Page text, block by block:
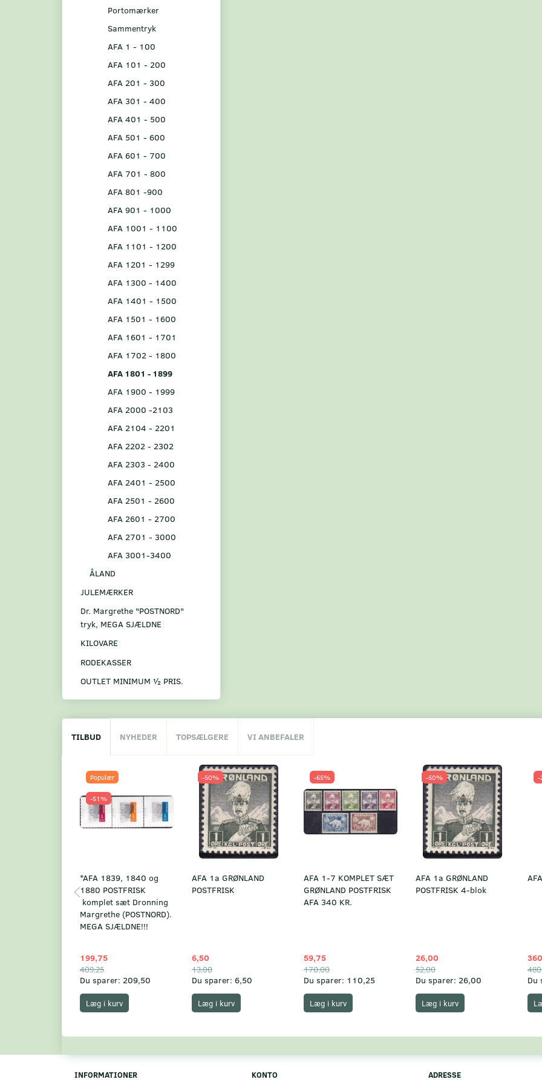
Portomærker
Sammentryk
AFA 1 - 100
AFA 101 - 200
AFA 201 - 300
AFA 301 - 400
AFA 401 - 500
AFA 501 - 600
AFA 601 - 700
AFA 701 - 800
AFA 801 -900
AFA 901 - 1000
AFA 1001 - 1100
AFA 1101 - 1200
AFA 1201 - 1299
AFA 1300 - 1400
AFA 1401 - 1500
AFA 1501 - 1600
AFA 1601 - 1701
AFA 1702 - 1800
AFA 1801 - 1899
AFA 1900 - 1999
AFA 2000 -2103
AFA 2104 - 2201
AFA 2202 - 2302
AFA 2303 - 2400
AFA 2401 - 2500
AFA 2501 - 2600
AFA 2601 - 2700
AFA 2701 - 3000
AFA 3001-3400
ÅLAND
JULEMÆRKER
Dr. Margrethe "POSTNORD"
tryk, MEGA SJÆLDNE
KILOVARE
RODEKASSER
OUTLET MINIMUM ½ PRIS.
TILBUD NYHEDER TOPSÆLGERE VI ANBEFALER
Populær
-51%
*AFA 1839, 1840 og
1880 POSTFRISK
komplet sæt Dronning
Margrethe (POSTNORD).
MEGA SJÆLDNE!!!
199,75
409,25
Du sparer: 209,50
Læg i kurv
-50%
AFA 1a GRØNLAND
POSTFRISK
6,50
13,00
Du sparer: 6,50
Læg i kurv
-65%
AFA 1-7 KOMPLET SÆT
GRØNLAND POSTFRISK
AFA 340 KR.
59,75
170,00
Du sparer: 110,25
Læg i kurv
-50%
AFA 1a GRØNLAND
POSTFRISK 4-blok
26,00
52,00
Du sparer: 26,00
Læg i kurv
-
Du
INFORMATIONER KONTO ADRESSE